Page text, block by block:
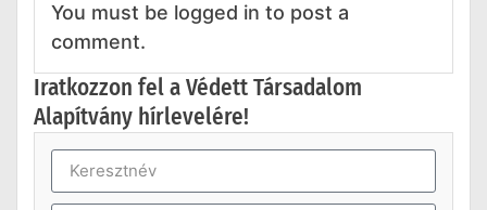
You must be logged in to post a
comment.
Iratkozzon fel a Védett Társadalom
Alapítvány hírlevelére!